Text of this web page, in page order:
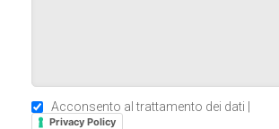
Acconsento al trattamento dei dati |
Privacy Policy